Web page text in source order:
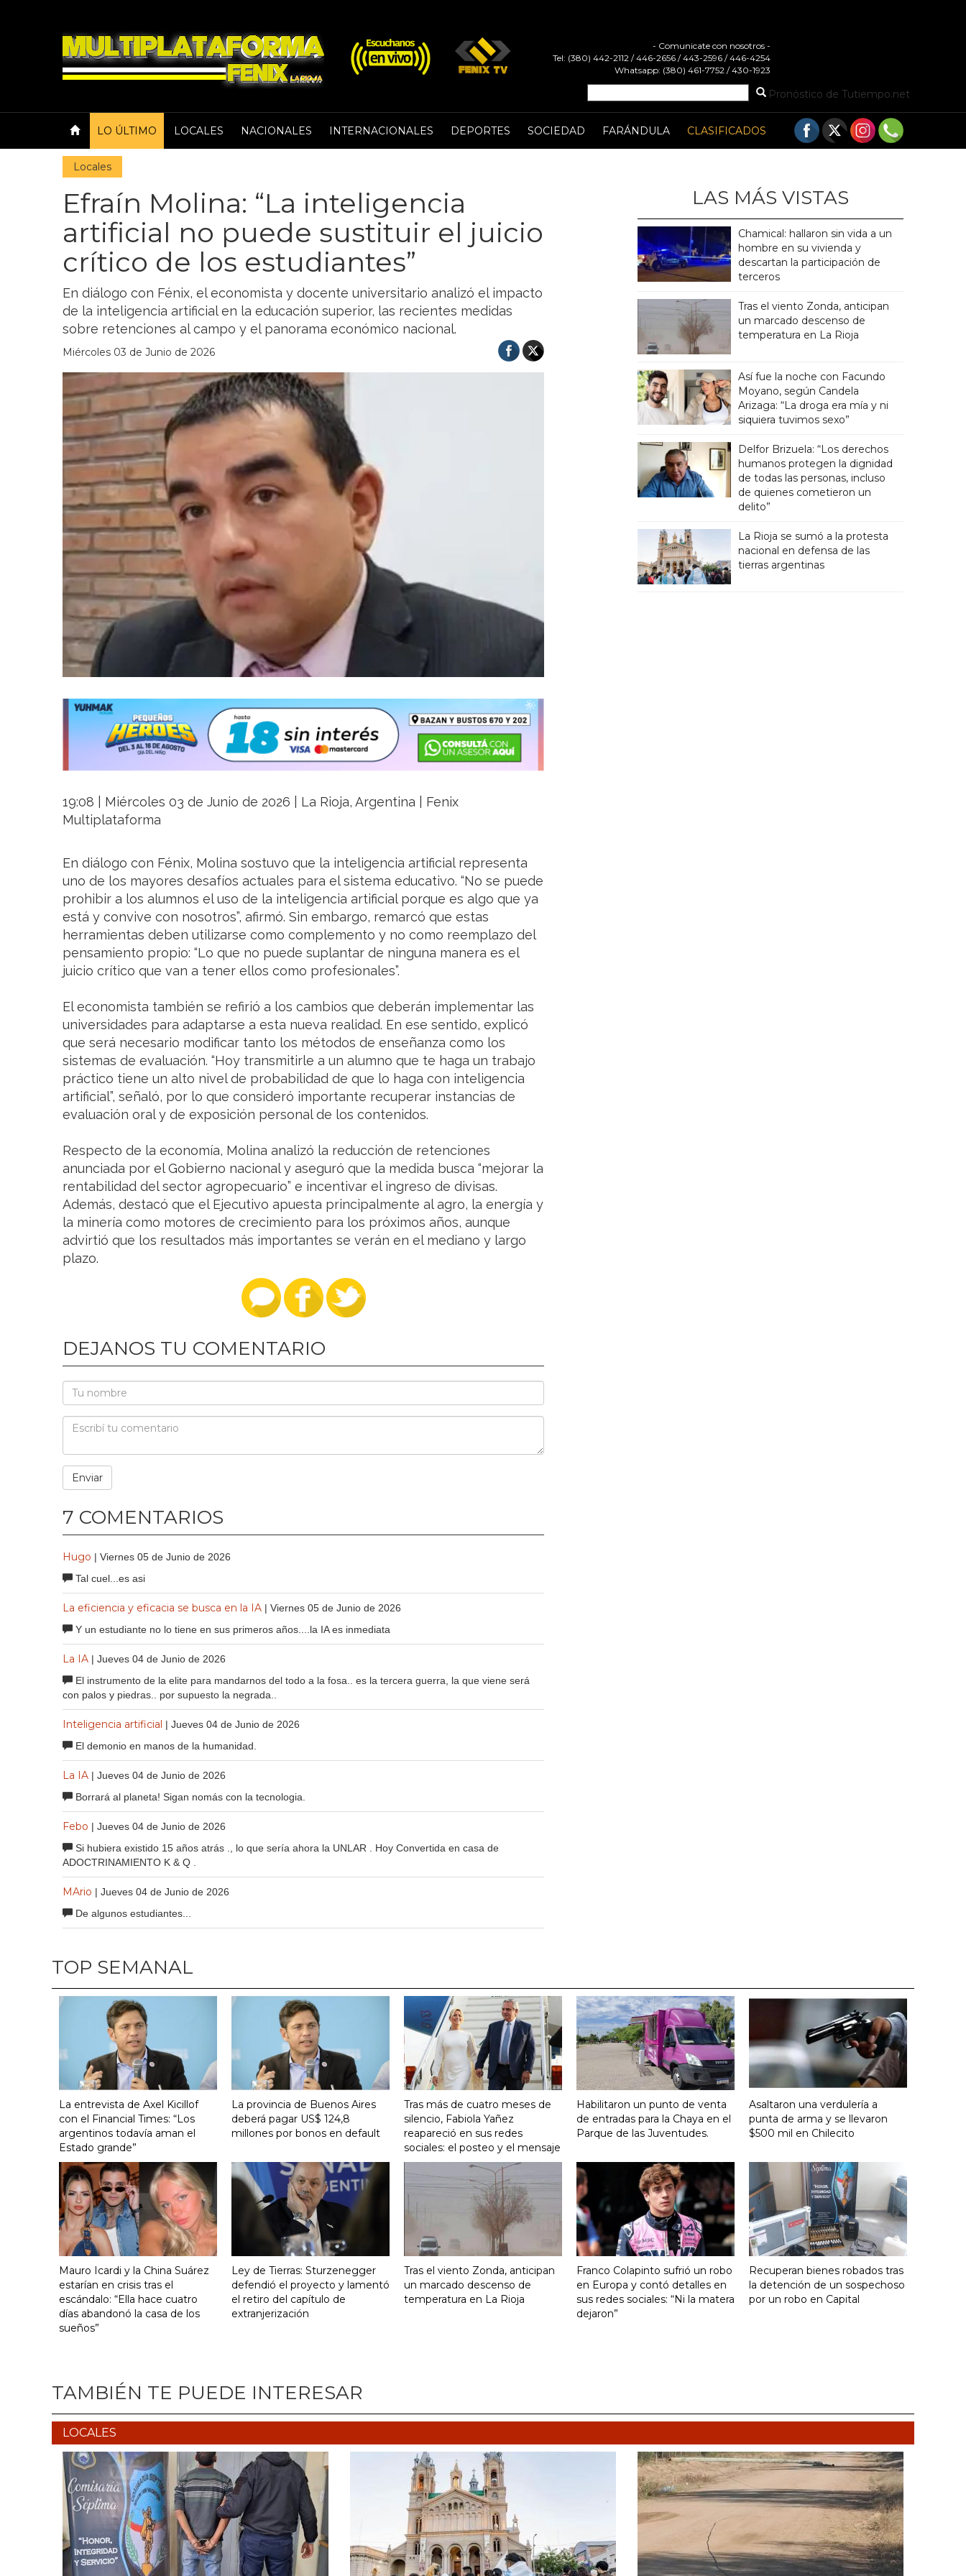
- Comunicate con nosotros -
Tel: (380) 442-2112 / 446-2656 / 443-2596 / 446-4254
Whatsapp: (380) 461-7752 / 430-1923
Pronóstico de Tutiempo.net
LO ÚLTIMO LOCALES NACIONALES INTERNACIONALES DEPORTES SOCIEDAD FARÁNDULA CLASIFICADOS
Locales
Efraín Molina: “La inteligencia
artificial no puede sustituir el juicio
crítico de los estudiantes”
En diálogo con Fénix, el economista y docente universitario analizó el impacto
de la inteligencia artificial en la educación superior, las recientes medidas
sobre retenciones al campo y el panorama económico nacional.
Miércoles 03 de Junio de 2026
19:08 | Miércoles 03 de Junio de 2026 | La Rioja, Argentina | Fenix
Multiplataforma
En diálogo con Fénix, Molina sostuvo que la inteligencia artificial representa
uno de los mayores desafíos actuales para el sistema educativo. “No se puede
prohibir a los alumnos el uso de la inteligencia artificial porque es algo que ya
está y convive con nosotros”, afirmó. Sin embargo, remarcó que estas
herramientas deben utilizarse como complemento y no como reemplazo del
pensamiento propio: “Lo que no puede suplantar de ninguna manera es el
juicio crítico que van a tener ellos como profesionales”.
El economista también se refirió a los cambios que deberán implementar las
universidades para adaptarse a esta nueva realidad. En ese sentido, explicó
que será necesario modificar tanto los métodos de enseñanza como los
sistemas de evaluación. “Hoy transmitirle a un alumno que te haga un trabajo
práctico tiene un alto nivel de probabilidad de que lo haga con inteligencia
artificial”, señaló, por lo que consideró importante recuperar instancias de
evaluación oral y de exposición personal de los contenidos.
Respecto de la economía, Molina analizó la reducción de retenciones
anunciada por el Gobierno nacional y aseguró que la medida busca “mejorar la
rentabilidad del sector agropecuario” e incentivar el ingreso de divisas.
Además, destacó que el Ejecutivo apuesta principalmente al agro, la energía y
la minería como motores de crecimiento para los próximos años, aunque
advirtió que los resultados más importantes se verán en el mediano y largo
plazo.
DEJANOS TU COMENTARIO
7 COMENTARIOS
Hugo | Viernes 05 de Junio de 2026
Tal cuel...es asi
La eficiencia y eficacia se busca en la IA | Viernes 05 de Junio de 2026
Y un estudiante no lo tiene en sus primeros años....la IA es inmediata
La IA | Jueves 04 de Junio de 2026
El instrumento de la elite para mandarnos del todo a la fosa.. es la tercera guerra, la que viene será
con palos y piedras.. por supuesto la negrada..
Inteligencia artificial | Jueves 04 de Junio de 2026
El demonio en manos de la humanidad.
La IA | Jueves 04 de Junio de 2026
Borrará al planeta! Sigan nomás con la tecnologia.
Febo | Jueves 04 de Junio de 2026
Si hubiera existido 15 años atrás ., lo que sería ahora la UNLAR . Hoy Convertida en casa de
ADOCTRINAMIENTO K & Q .
MArio | Jueves 04 de Junio de 2026
De algunos estudiantes...
LAS MÁS VISTAS
Chamical: hallaron sin vida a un
hombre en su vivienda y
descartan la participación de
terceros
Tras el viento Zonda, anticipan
un marcado descenso de
temperatura en La Rioja
Así fue la noche con Facundo
Moyano, según Candela
Arizaga: “La droga era mía y ni
siquiera tuvimos sexo”
Delfor Brizuela: “Los derechos
humanos protegen la dignidad
de todas las personas, incluso
de quienes cometieron un
delito”
La Rioja se sumó a la protesta
nacional en defensa de las
tierras argentinas
TOP SEMANAL
La entrevista de Axel Kicillof
con el Financial Times: “Los
argentinos todavía aman el
Estado grande”
La provincia de Buenos Aires
deberá pagar US$ 124,8
millones por bonos en default
Tras más de cuatro meses de
silencio, Fabiola Yañez
reapareció en sus redes
sociales: el posteo y el mensaje
Habilitaron un punto de venta
de entradas para la Chaya en el
Parque de las Juventudes.
Asaltaron una verdulería a
punta de arma y se llevaron
$500 mil en Chilecito
Mauro Icardi y la China Suárez
estarían en crisis tras el
escándalo: “Ella hace cuatro
días abandonó la casa de los
sueños”
Ley de Tierras: Sturzenegger
defendió el proyecto y lamentó
el retiro del capítulo de
extranjerización
Tras el viento Zonda, anticipan
un marcado descenso de
temperatura en La Rioja
Franco Colapinto sufrió un robo
en Europa y contó detalles en
sus redes sociales: “Ni la matera
dejaron”
Recuperan bienes robados tras
la detención de un sospechoso
por un robo en Capital
TAMBIÉN TE PUEDE INTERESAR
LOCALES